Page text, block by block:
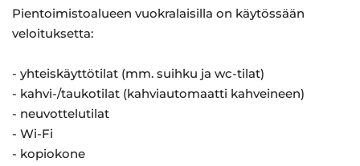
Pientoimistoalueen vuokralaisilla on käytössään
veloituksetta:
- yhteiskäyttötilat (mm. suihku ja wc-tilat)
- kahvi-/taukotilat (kahviautomaatti kahveineen)
- neuvottelutilat
- Wi-Fi
- kopiokone